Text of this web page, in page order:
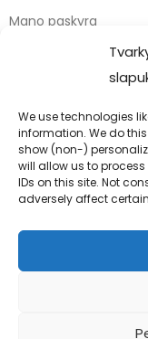
We use technologies
information. We do
show (non-)
will allow us to
IDs on this site. Not
adversely affect
Mano paskyra
Kontaktai
+370 600 77017
Visos teisės